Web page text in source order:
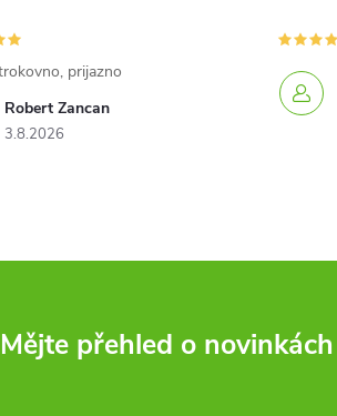
Robert Zancan
3.8.2026
prijazno
Mějte přehled o novinkách